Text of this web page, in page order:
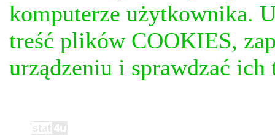
komputerze użytkownika.
treść plików COOKIES,
urządzeniu i sprawdzać ich